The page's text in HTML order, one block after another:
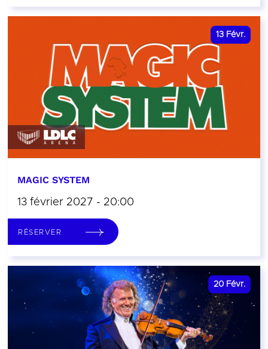
13 Févr.
MAGIC SYSTEM
13 février 2027 - 20:00
RÉSERVER
20 Févr.